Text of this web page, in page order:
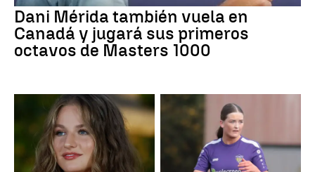
Dani Mérida también vuela en
Canadá y jugará sus primeros
octavos de Masters 1000